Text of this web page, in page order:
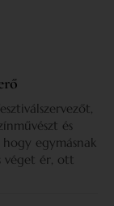
és
egymásnak
véget ér, ott